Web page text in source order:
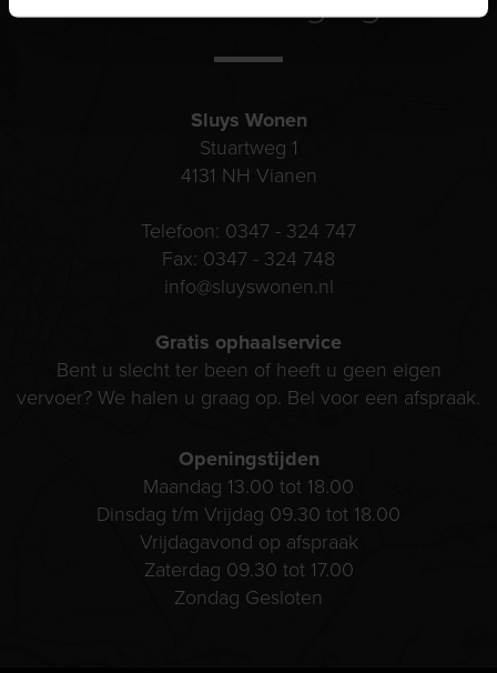
Sluys Wonen
Stuartweg 1
4131 NH Vianen
Telefoon: 0347 - 324 747
Fax: 0347 - 324 748
info@sluyswonen.nl
Gratis ophaalservice
Bent u slecht ter been of heeft u geen eigen
vervoer? We halen u graag op. Bel voor een afspraak.
Openingstijden
Maandag 13.00 tot 18.00
Dinsdag t/m Vrijdag 09.30 tot 18.00
Vrijdagavond op afspraak
Zaterdag 09.30 tot 17.00
Zondag Gesloten